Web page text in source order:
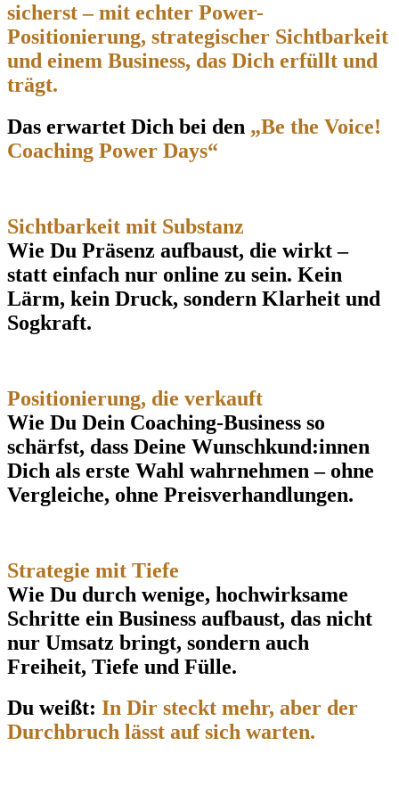
sicherst – mit echter Power-
Positionierung, strategischer Sichtbarkeit
und einem Business, das Dich erfüllt und
trägt.
Das erwartet Dich bei den „Be the Voice!
Coaching Power Days“
Sichtbarkeit mit Substanz
Wie Du Präsenz aufbaust, die wirkt –
statt einfach nur online zu sein. Kein
Lärm, kein Druck, sondern Klarheit und
Sogkraft.
Positionierung, die verkauft
Wie Du Dein Coaching-Business so
schärfst, dass Deine Wunschkund:innen
Dich als erste Wahl wahrnehmen – ohne
Vergleiche, ohne Preisverhandlungen.
Strategie mit Tiefe
Wie Du durch wenige, hochwirksame
Schritte ein Business aufbaust, das nicht
nur Umsatz bringt, sondern auch
Freiheit, Tiefe und Fülle.
Du weißt: In Dir steckt mehr, aber der
Durchbruch lässt auf sich warten.